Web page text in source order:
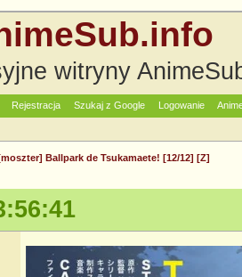
witryny
Rejestracja Szukaj z Google Logowanie
Ballpark de Tsukamaete! [12/12] [Z]